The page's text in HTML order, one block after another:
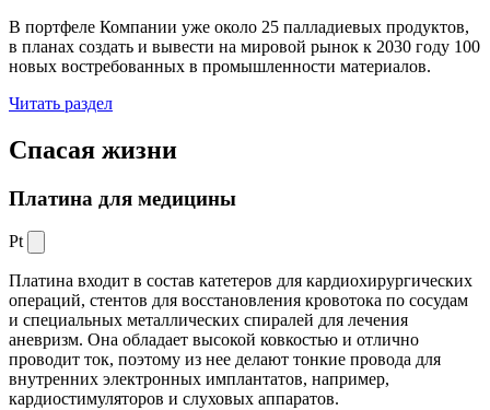
В портфеле Компании уже около 25 палладиевых продуктов,
в планах создать и вывести на мировой рынок к 2030 году 100
новых востребованных в промышленности материалов.
Читать раздел
Спасая жизни
Платина для медицины
Pt
Платина входит в состав катетеров для кардиохирургических
операций, стентов для восстановления кровотока по сосудам
и специальных металлических спиралей для лечения
аневризм. Она обладает высокой ковкостью и отлично
проводит ток, поэтому из нее делают тонкие провода для
внутренних электронных имплантатов, например,
кардиостимуляторов и слуховых аппаратов.